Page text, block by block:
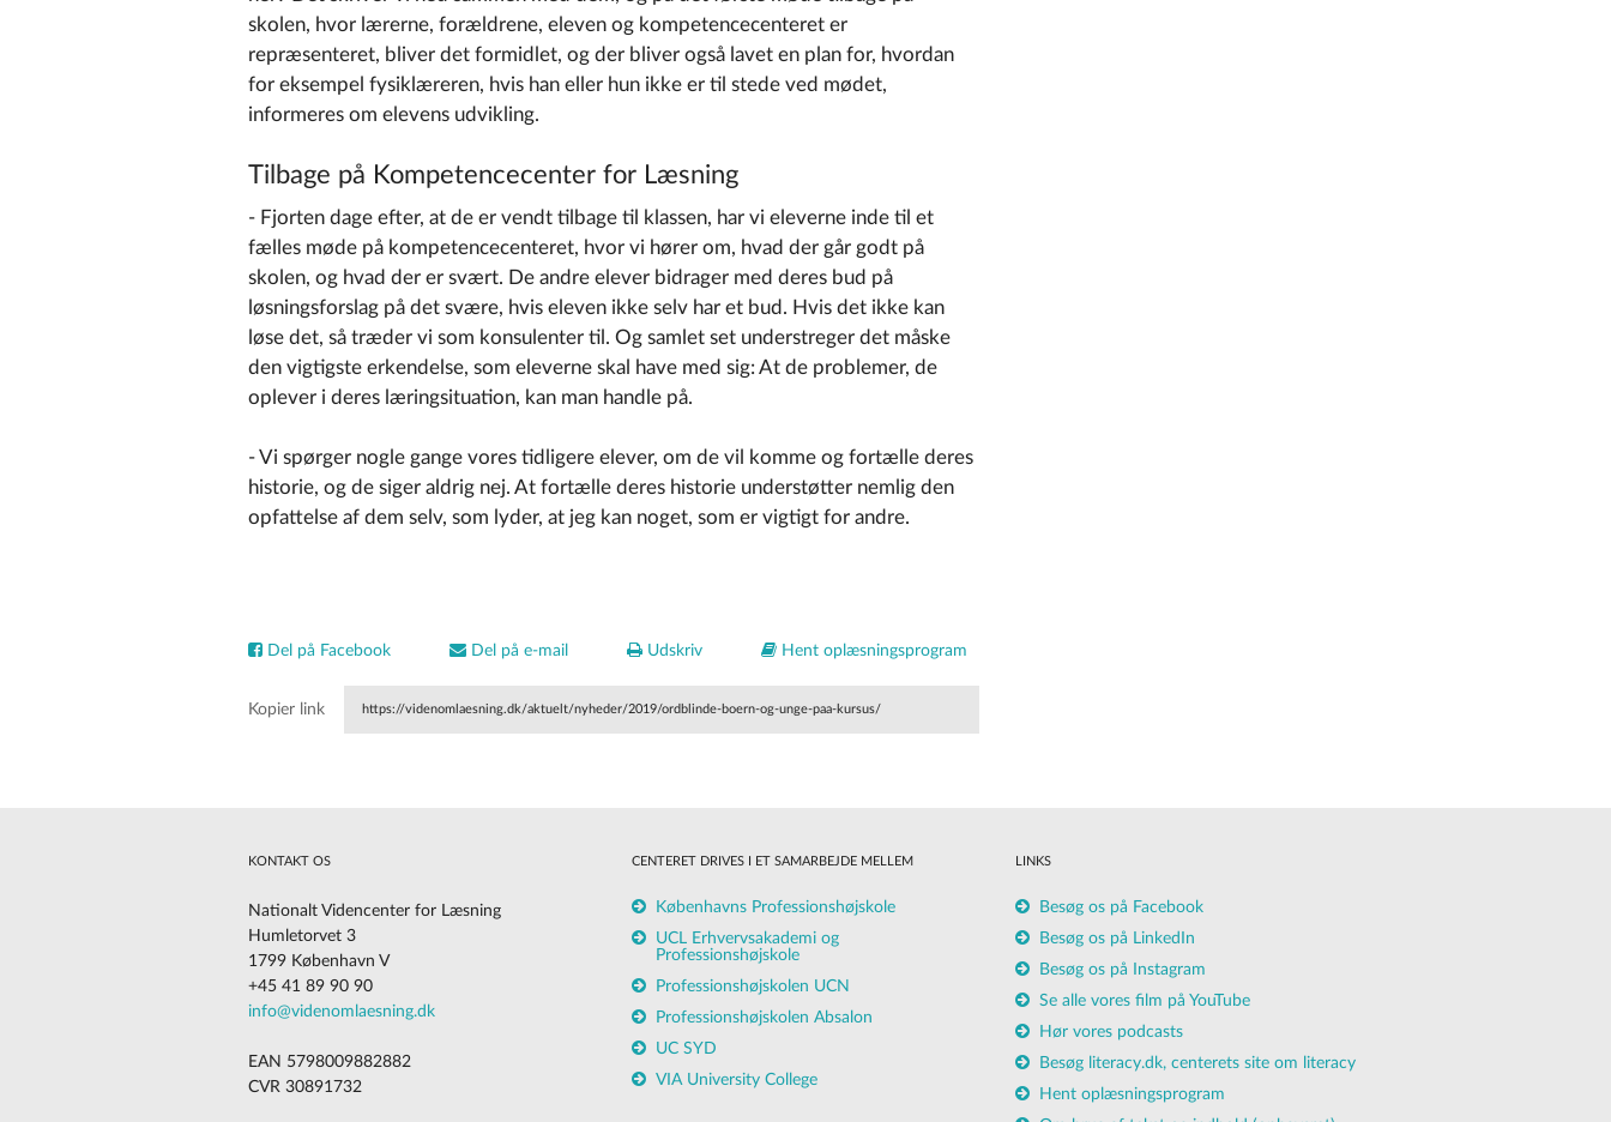
skolen, hvor lærerne, forældrene, eleven og kompetencecenteret er
repræsenteret, bliver det formidlet, og der bliver også lavet en plan for, hvordan
for eksempel fysiklæreren, hvis han eller hun ikke er til stede ved mødet,
informeres om elevens udvikling.
Tilbage på Kompetencecenter for Læsning
- Fjorten dage efter, at de er vendt tilbage til klassen, har vi eleverne inde til et
fælles møde på kompetencecenteret, hvor vi hører om, hvad der går godt på
skolen, og hvad der er svært. De andre elever bidrager med deres bud på
løsningsforslag på det svære, hvis eleven ikke selv har et bud. Hvis det ikke kan
løse det, så træder vi som konsulenter til. Og samlet set understreger det måske
den vigtigste erkendelse, som eleverne skal have med sig: At de problemer, de
oplever i deres læringsituation, kan man handle på.
- Vi spørger nogle gange vores tidligere elever, om de vil komme og fortælle deres
historie, og de siger aldrig nej. At fortælle deres historie understøtter nemlig den
opfattelse af dem selv, som lyder, at jeg kan noget, som er vigtigt for andre.
Del på Facebook Del på e-mail Udskriv Hent oplæsningsprogram
Kopier link https://videnomlaesning.dk/aktuelt/nyheder/2019/ordblinde-boern-og-unge-paa-kursus/
KONTAKT OS
Nationalt Videncenter for Læsning
Humletorvet 3
1799 København V
+45 41 89 90 90
info@videnomlaesning.dk
EAN 5798009882882
CVR 30891732
CENTERET DRIVES I ET SAMARBEJDE MELLEM
Københavns Professionshøjskole
UCL Erhvervsakademi og
Professionshøjskole
Professionshøjskolen UCN
Professionshøjskolen Absalon
UC SYD
VIA University College
LINKS
Besøg os på Facebook
Besøg os på LinkedIn
Besøg os på Instagram
Se alle vores film på YouTube
Hør vores podcasts
Besøg literacy.dk, centerets site om literacy
Hent oplæsningsprogram
Cookies på vores website